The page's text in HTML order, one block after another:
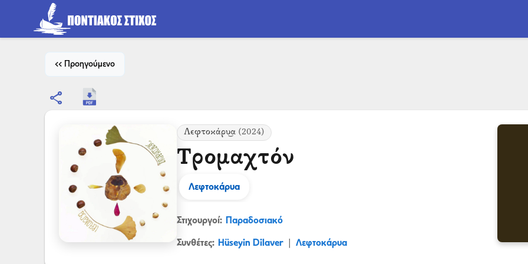
<< Προηγούμενο
share
Λεφτοκάρυ͜α (2024)
Τρομαχτόν
Λεφτοκάρυα
Στιχουργοί: Παραδοσιακό
Συνθέτες: Hüseyin Dilaver Λεφτοκάρυα